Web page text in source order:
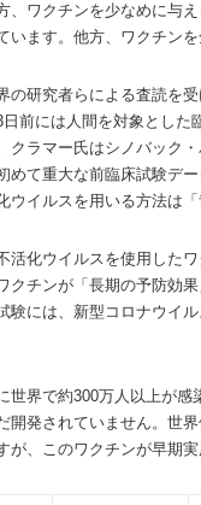
、ワクチンを少なめに与
います。 他方、ワクチン
の研究者らによる査読を
前には人間を対象とした
クラマー氏はシノバック
めて重大な前臨床試験デ
ウイルスを用いる方法は
活化ウイルスを使用した
クチンが「長期の予防効
験には、新型コロナウイ
世界で約300万人以上が
開発されていません。世
が、このワクチンが早期